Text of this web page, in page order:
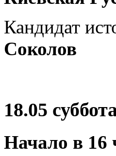
Кандидат
Соколов
18.05
Начало в 16